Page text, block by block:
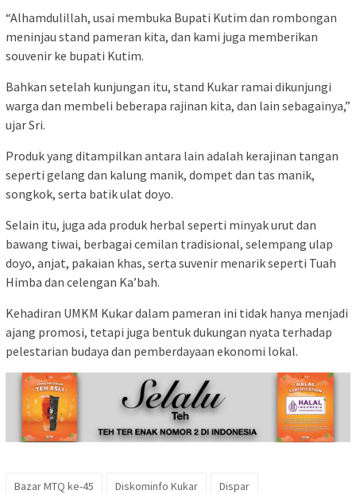
“Alhamdulillah, usai membuka Bupati Kutim dan rombongan
meninjau stand pameran kita, dan kami juga memberikan
souvenir ke bupati Kutim.
Bahkan setelah kunjungan itu, stand Kukar ramai dikunjungi
warga dan membeli beberapa rajinan kita, dan lain sebagainya,”
ujar Sri.
Produk yang ditampilkan antara lain adalah kerajinan tangan
seperti gelang dan kalung manik, dompet dan tas manik,
songkok, serta batik ulat doyo.
Selain itu, juga ada produk herbal seperti minyak urut dan
bawang tiwai, berbagai cemilan tradisional, selempang ulap
doyo, anjat, pakaian khas, serta suvenir menarik seperti Tuah
Himba dan celengan Ka’bah.
Kehadiran UMKM Kukar dalam pameran ini tidak hanya menjadi
ajang promosi, tetapi juga bentuk dukungan nyata terhadap
pelestarian budaya dan pemberdayaan ekonomi lokal.
Bazar MTQ ke-45 Diskominfo Kukar
Dispar